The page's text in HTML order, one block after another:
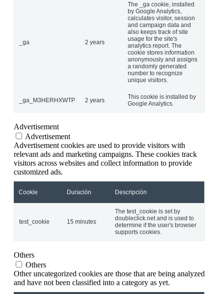
_ga 2 years
The _ga cookie, installed
by Google Analytics,
calculates visitor, session
and campaign data and
also keeps track of site
usage for the site's
analytics report. The
cookie stores information
anonymously and assigns
a randomly generated
number to recognize
unique visitors.
_ga_M3HERHXWTP 2 years
This cookie is installed by
Google Analytics.
Advertisement
Advertisement
Advertisement cookies are used to provide visitors with
relevant ads and marketing campaigns. These cookies track
visitors across websites and collect information to provide
customized ads.
Cookie Duración Descripción
test_cookie 15 minutes
The test_cookie is set by
doubleclick.net and is used to
determine if the user's browser
supports cookies.
Others
Others
Other uncategorized cookies are those that are being analyzed
and have not been classified into a category as yet.